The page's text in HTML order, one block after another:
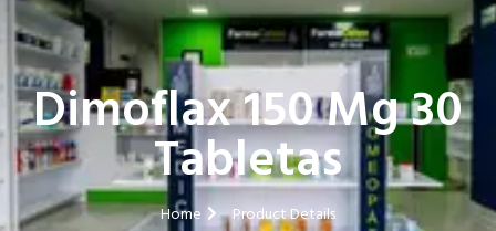
Dimoflax 150 Mg 30
Tabletas
Home Product Details